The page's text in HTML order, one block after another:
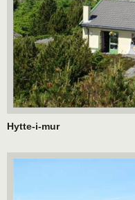
Hytte-i-mur